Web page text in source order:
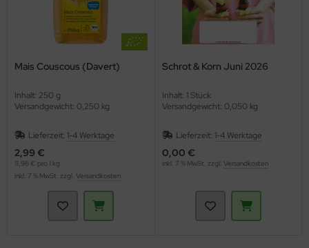
Mais Couscous (Davert)
Inhalt: 250 g
Versandgewicht: 0,250 kg
Lieferzeit: 1-4 Werktage
2,99 €
11,96 € pro 1 kg
inkl. 7 % MwSt. zzgl. Versandkosten
Schrot & Korn Juni 2026
Inhalt: 1 Stück
Versandgewicht: 0,050 kg
Lieferzeit: 1-4 Werktage
0,00 €
inkl. 7 % MwSt. zzgl. Versandkosten